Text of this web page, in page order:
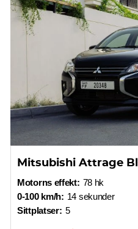
Mitsubishi Attrage
Motorns effekt: 78 hk
0-100 km/h: 14 sekunder
Sittplatser: 5